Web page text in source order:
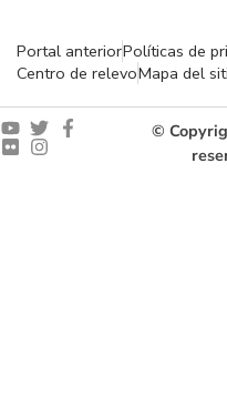
Portal anteriorPolíticas de
Centro de relevoMapa del
©